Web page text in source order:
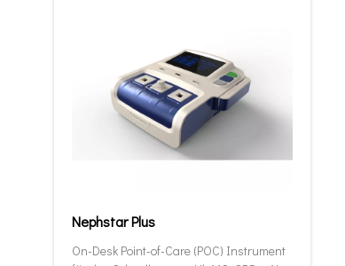
Nephstar Plus
On-Desk Point-of-Care (POC) Instrument